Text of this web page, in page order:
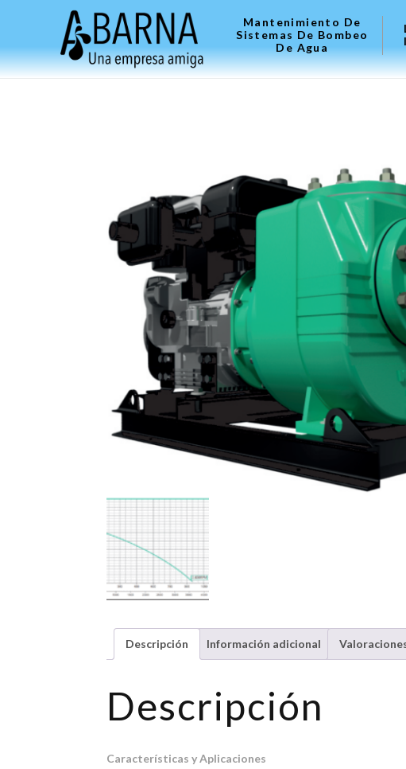
Mantenimiento De
Sistemas De Bombeo
De Agua
Descripción Información adicional
Descripción
Características y Aplicaciones